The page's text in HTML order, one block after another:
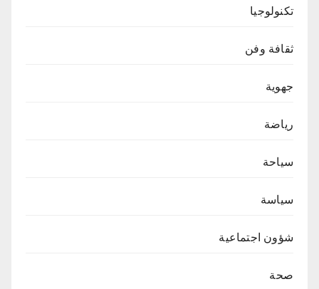
تكنولوجيا
ثقافة وفن
جهوية
رياضة
سياحة
سياسة
شؤون اجتماعية
صحة